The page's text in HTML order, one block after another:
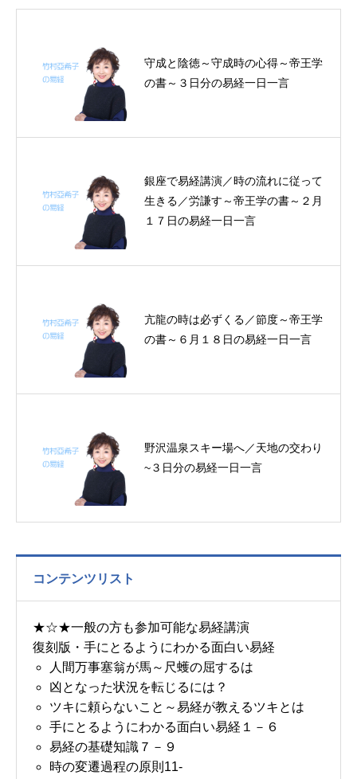
守成と陰徳～守成時の心得～帝王学
の書～３日分の易経一日一言
銀座で易経講演／時の流れに従って
生きる／労謙す～帝王学の書～２月
１７日の易経一日一言
亢龍の時は必ずくる／節度～帝王学
の書～６月１８日の易経一日一言
野沢温泉スキー場へ／天地の交わり
~３日分の易経一日一言
コンテンツリスト
★☆★一般の方も参加可能な易経講演
復刻版・手にとるようにわかる面白い易経
人間万事塞翁が馬～尺蠖の屈するは
凶となった状況を転じるには？
ツキに頼らないこと～易経が教えるツキとは
手にとるようにわかる面白い易経１－６
易経の基礎知識７－９
時の変遷過程の原則11-